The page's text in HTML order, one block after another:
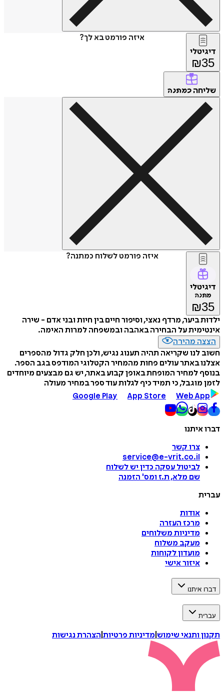
איזה פורמט בא לך?
דיגיטלי
₪35
שליחה כמתנה
איזה פורמט לשלוח כמתנה?
דיגיטלי
מתנה
₪35
ילדוּת ביער, מרדף נאצי, וסיפור חיים בין חיות ובני אדם - שירה
אינטימית על הבחירה באהבה ובמשפחה למרות האימה.
הצצה מהירה
חשוב לנו שקריאה תהיה תענוג נגיש, ולכן חלק גדול מהספרים
אצלנו באתר עולים פחות מהמחיר הקטלוגי המודפס בגב הספר.
בנוסף למחיר המופחת באופן קבוע באתר, יש גם מבצעים מיוחדים
לזמן מוגבל, כי תמיד כיף לגלות עוד ספר במחיר מעולה
Google Play
App Store Web App
דברו איתנו
צרו קשר
service@e-vrit.co.il
לביטול עסקה כדין יש לשלוח
שם מלא, ת.ז ומס' הזמנה
עברית
אודות
מרכז העזרה
מדיניות משלוחים
מעקב משלוח
מועדון לקוחות
איזור אישי
דברו איתנו
עברית
תקנון ותנאי שימוש מדיניות פרטיות הצהרת נגישות